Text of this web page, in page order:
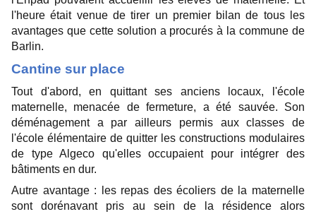
l'heure était venue de tirer un premier bilan de tous les
avantages que cette solution a procurés à la commune de
Barlin.
Cantine sur place
Tout d'abord, en quittant ses anciens locaux, l'école
maternelle, menacée de fermeture, a été sauvée. Son
déménagement a par ailleurs permis aux classes de
l'école élémentaire de quitter les constructions modulaires
de type Algeco qu'elles occupaient pour intégrer des
bâtiments en dur.
Autre avantage : les repas des écoliers de la maternelle
sont dorénavant pris au sein de la résidence alors